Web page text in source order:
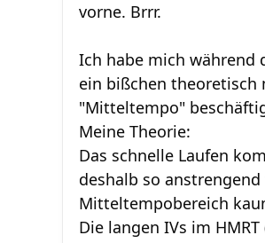
vorne. Brrr.
Ich habe mich während
ein bißchen theoretisch
"Mitteltempo"
Meine Theorie:
Das schnelle Laufen
deshalb so anstrengend
Mitteltempobereich
Die langen IVs im HMRT